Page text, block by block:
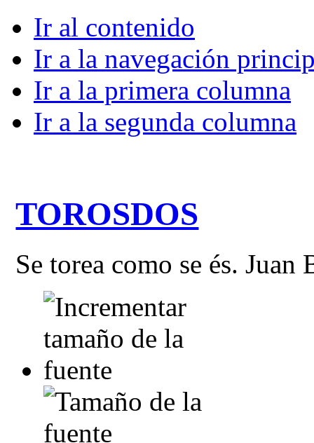
Ir al contenido
Ir a la navegación
Ir a la primera columna
Ir a la segunda columna
TOROSDOS
Se torea como se és. Juan